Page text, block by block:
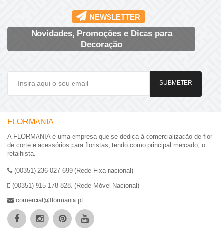
NEWSLETTER
Novidades, Promoções e Dicas para
Decoração
SUBMETER
FLORMANIA
A FLORMANIA é uma empresa que se dedica à comercialização de flor
de corte e acessórios para floristas, tendo como principal mercado, o
retalhista.
(00351) 236 027 699 (Rede Fixa nacional)
(00351) 915 178 828. (Rede Móvel Nacional)
comercial@flormania.pt